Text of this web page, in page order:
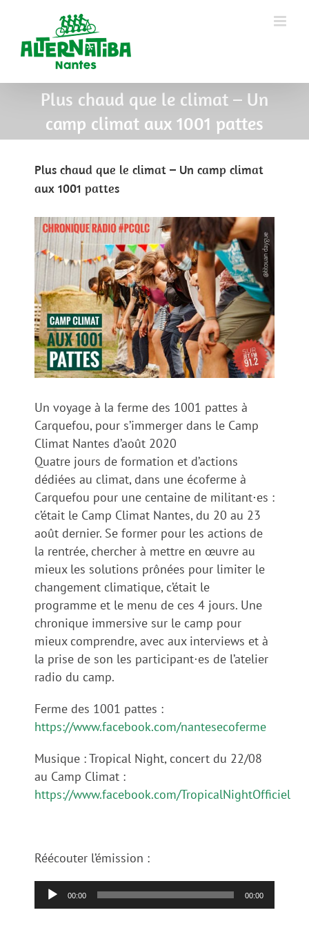
Plus chaud que le climat – Un
camp climat aux 1001 pattes
Plus chaud que le climat – Un camp climat
aux 1001 pattes
View
Larger
Image
Un voyage à la ferme des 1001 pattes à
Carquefou, pour s’immerger dans le Camp
Climat Nantes d’août 2020
Quatre jours de formation et d’actions
dédiées au climat, dans une écoferme à
Carquefou pour une centaine de militant⋅es :
c’était le Camp Climat Nantes, du 20 au 23
août dernier. Se former pour les actions de
la rentrée, chercher à mettre en œuvre au
mieux les solutions prônées pour limiter le
changement climatique, c’était le
programme et le menu de ces 4 jours. Une
chronique immersive sur le camp pour
mieux comprendre, avec aux interviews et à
la prise de son les participant⋅es de l’atelier
radio du camp.
Ferme des 1001 pattes :
https://www.facebook.com/nantesecoferme
Musique : Tropical Night, concert du 22/08
au Camp Climat :
https://www.facebook.com/TropicalNightOfficiel
Réécouter l’émission :
Lecteur
audio
00:00 00:00